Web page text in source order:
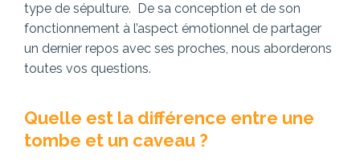
type de sépulture. De sa conception et de son
fonctionnement à l’aspect émotionnel de partager
un dernier repos avec ses proches, nous aborderons
toutes vos questions.
Quelle est la différence entre une
tombe et un caveau ?